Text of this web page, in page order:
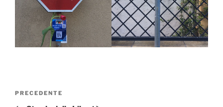
Articolo
PRECEDENTE